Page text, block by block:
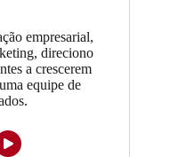
empresarial,
direciono
a crescerem
equipe de